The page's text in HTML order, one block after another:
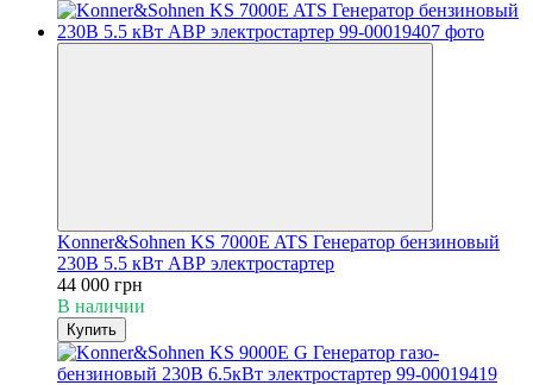
Konner&Sohnen KS 7000E ATS Генератор бензиновый
230В 5.5 кВт АВР электростартер
44 000 грн
В наличии
Купить